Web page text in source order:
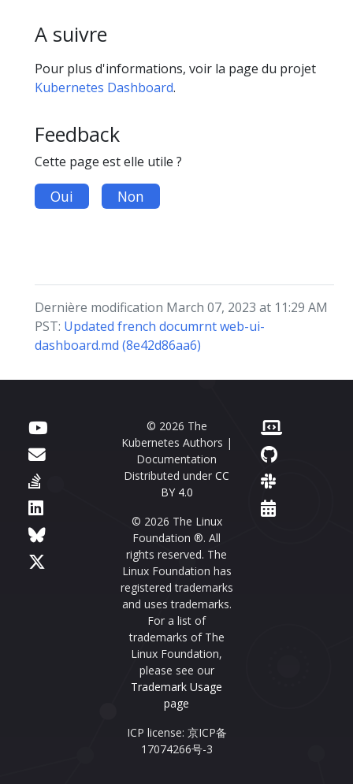
A suivre
Pour plus d'informations, voir la page du projet
Kubernetes Dashboard.
Feedback
Cette page est elle utile ?
Oui Non
Dernière modification March 07, 2023 at 11:29 AM
PST: Updated french documrnt web-ui-
dashboard.md (8e42d86aa6)
© 2026 The
Kubernetes Authors |
Documentation
Distributed under CC
BY 4.0
© 2026 The Linux
Foundation ®. All
rights reserved. The
Linux Foundation has
registered trademarks
and uses trademarks.
For a list of
trademarks of The
Linux Foundation,
please see our
Trademark Usage
page
ICP license: 京ICP备
17074266号-3